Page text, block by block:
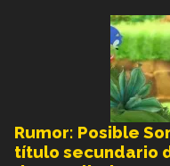
Rumor: Posible
título secundario